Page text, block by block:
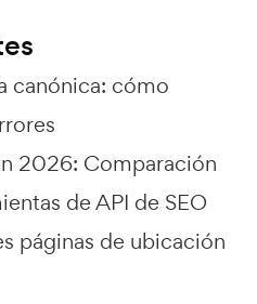
canónica: cómo
2026: Comparación
de API de SEO
páginas de ubicación